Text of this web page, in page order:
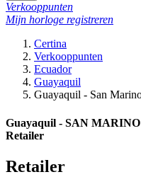
Verkooppunten
Mijn horloge registreren
Certina
Verkooppunten
Ecuador
Guayaquil
Guayaquil - San
Guayaquil - SAN
Retailer
Retailer